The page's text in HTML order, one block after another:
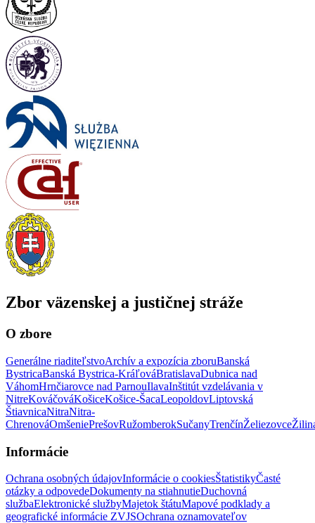
Zbor väzenskej a justičnej stráže
O zbore
Generálne riaditeľstvoArchív a expozícia zboruBanská
BystricaBanská Bystrica-KráľováBratislavaDubnica nad
VáhomHrnčiarovce nad ParnouIlavaInštitút vzdelávania v
NitreKováčováKošiceKošice-ŠacaLeopoldovLiptovská
ŠtiavnicaNitraNitra-
ChrenováOmšeniePrešovRužomberokSučanyTrenčínŽeliezovce
Informácie
Ochrana osobných údajovInformácie o cookiesŠtatistikyČasté
otázky a odpovedeDokumenty na stiahnutieDuchovná
službaElektronické službyMajetok štátuMapové podklady a
geografické informácie ZVJSOchrana oznamovateľov